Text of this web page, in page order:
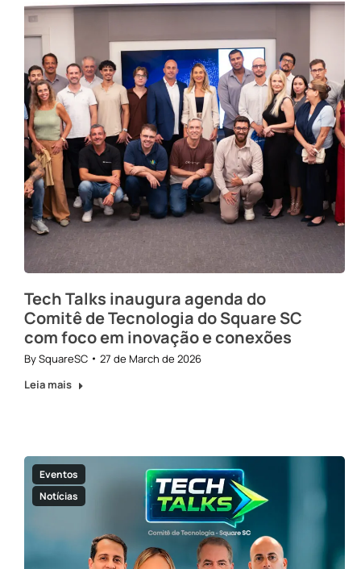
Tech Talks inaugura agenda do
Comitê de Tecnologia do Square SC
com foco em inovação e conexões
BySquareSC
27 de March de 2026
Leia mais
Eventos
Notícias